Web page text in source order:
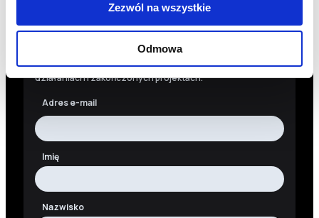
Zezwól na wszystkie
Odmowa
Newsletter
Chcesz być na bieżąco? Zapisz się do naszego
newslettera. Informacje o nowościach, naszych planach,
działaniach i zakończonych projektach.
Adres e-mail
Imię
Nazwisko